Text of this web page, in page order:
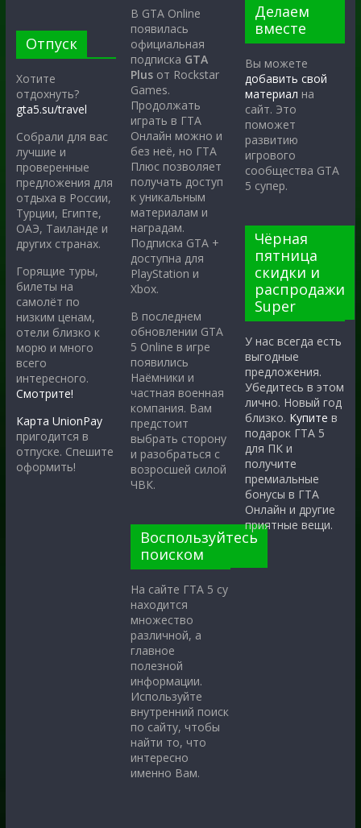
Отпуск
Хотите
отдохнуть?
gta5.su/travel
Собрали для вас
лучшие и
проверенные
предложения для
отдыха в России,
Турции, Египте,
ОАЭ, Таиланде и
других странах.
Горящие туры,
билеты на
самолёт по
низким ценам,
отели близко к
морю и много
всего
интересного.
Смотрите!
Карта UnionPay
пригодится в
отпуске. Спешите
оформить!
В GTA Online
появилась
официальная
подписка GTA
Plus от Rockstar
Games.
Продолжать
играть в ГТА
Онлайн можно и
без неё, но ГТА
Плюс позволяет
получать доступ
к уникальным
материалам и
наградам.
Подписка GTA +
доступна для
PlayStation и
Xbox.
В последнем
обновлении GTA
5 Online в игре
появились
Наёмники и
частная военная
компания. Вам
предстоит
выбрать сторону
и разобраться с
возросшей силой
ЧВК.
Воспользуйтесь
поиском
На сайте ГТА 5 су
находится
множество
различной, а
главное
полезной
информации.
Используйте
внутренний поиск
по сайту, чтобы
найти то, что
интересно
именно Вам.
Делаем
вместе
Вы можете
добавить свой
материал на
сайт. Это
поможет
развитию
игрового
сообщества GTA
5 супер.
Чёрная
пятница
скидки и
распродажи
Super
У нас всегда есть
выгодные
предложения.
Убедитесь в этом
лично. Новый год
близко. Купите в
подарок ГТА 5
для ПК и
получите
премиальные
бонусы в ГТА
Онлайн и другие
приятные вещи.